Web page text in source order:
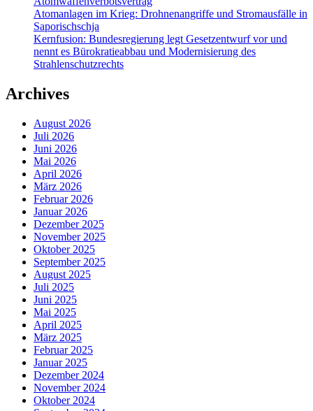
Atomanlagen im Krieg: Drohnenangriffe und Stromausfälle in
Saporischschja
Kernfusion: Bundesregierung legt Gesetzentwurf vor und
nennt es Bürokratieabbau und Modernisierung des
Strahlenschutzrechts
Archives
August 2026
Juli 2026
Juni 2026
Mai 2026
April 2026
März 2026
Februar 2026
Januar 2026
Dezember 2025
November 2025
Oktober 2025
September 2025
August 2025
Juli 2025
Juni 2025
Mai 2025
April 2025
März 2025
Februar 2025
Januar 2025
Dezember 2024
November 2024
Oktober 2024